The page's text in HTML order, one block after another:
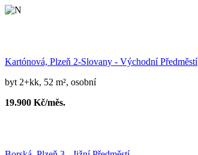
Kartónová, Plzeň 2-Slovany - Východní Předměstí
byt 2+kk, 52 m², osobní
19.900 Kč/měs.